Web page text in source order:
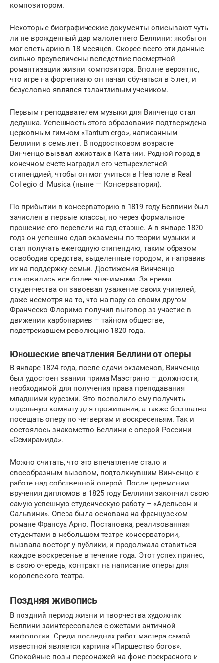
композитором.
Некоторые биографические документы описывают чуть
ли не врожденный дар малолетнего Беллини: якобы он
мог спеть арию в 18 месяцев. Скорее всего эти данные
сильно преувеличены вследствие посмертной
романтизации жизни композитора. Вполне вероятно,
что игре на фортепиано он начал обучаться в 5 лет, и
безусловно являлся талантливым учеником.
Первым преподавателем музыки для Винченцо стал
дедушка. Успешность этого образования подтверждена
церковным гимном «Tantum ergo», написанным
Беллини в семь лет. В подростковом возрасте
Винченцо вызвал ажиотаж в Катании. Родной город в
конечном счете наградил его четырехлетней
стипендией, чтобы он мог учиться в Неаполе в Real
Collegio di Musica (ныне — Консерватория).
По прибытии в консерваторию в 1819 году Беллини был
зачислен в первые классы, но через формальное
прошение его перевели на год старше. А в январе 1820
года он успешно сдал экзамены по теории музыки и
стал получать ежегодную стипендию, таким образом
освободив средства, выделенные городом, и направив
их на поддержку семьи. Достижения Винченцо
становились все более значимыми. За время
студенчества он завоевал уважение своих учителей,
даже несмотря на то, что на пару со своим другом
Франческо Флоримо получил выговор за участие в
движении карбонариев – тайном обществе,
подстрекавшем революцию 1820 года.
Юношеские впечатления Беллини от оперы
В январе 1824 года, после сдачи экзаменов, Винченцо
был удостоен звания прима Маэстрино – должности,
необходимой для получения права преподавания
младшими курсами. Это позволило ему получить
отдельную комнату для проживания, а также бесплатно
посещать оперу по четвергам и воскресеньям. Так и
состоялось знакомство Беллини с оперой Россини
«Семирамида».
Можно считать, что это впечатление стало и
своеобразным вызовом, подтолкнувшим Винченцо к
работе над собственной оперой. После церемонии
вручения дипломов в 1825 году Беллини закончил свою
самую успешную студенческую работу – «Адельсон и
Сальвини». Опера была основана на французском
романе Франсуа Арно. Постановка, реализованная
студентами в небольшом театре консерватории,
вызвала восторг у публики, и продолжала ставиться
каждое воскресенье в течение года. Этот успех принес,
в свою очередь, контракт на написание оперы для
королевского театра.
Поздняя живопись
В поздний период жизни и творчества художник
Беллини заинтересовался сюжетами античной
мифологии. Среди последних работ мастера самой
известной является картина «Пиршество богов».
Спокойные позы персонажей на фоне прекрасного и